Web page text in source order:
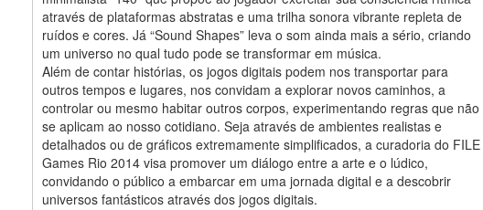
através de plataformas abstratas e uma trilha sonora vibrante repleta de
ruídos e cores. Já “Sound Shapes” leva o som ainda mais a sério, criando
um universo no qual tudo pode se transformar em música.
Além de contar histórias, os jogos digitais podem nos transportar para
outros tempos e lugares, nos convidam a explorar novos caminhos, a
controlar ou mesmo habitar outros corpos, experimentando regras que não
se aplicam ao nosso cotidiano. Seja através de ambientes realistas e
detalhados ou de gráficos extremamente simplificados, a curadoria do FILE
Games Rio 2014 visa promover um diálogo entre a arte e o lúdico,
convidando o público a embarcar em uma jornada digital e a descobrir
universos fantásticos através dos jogos digitais.